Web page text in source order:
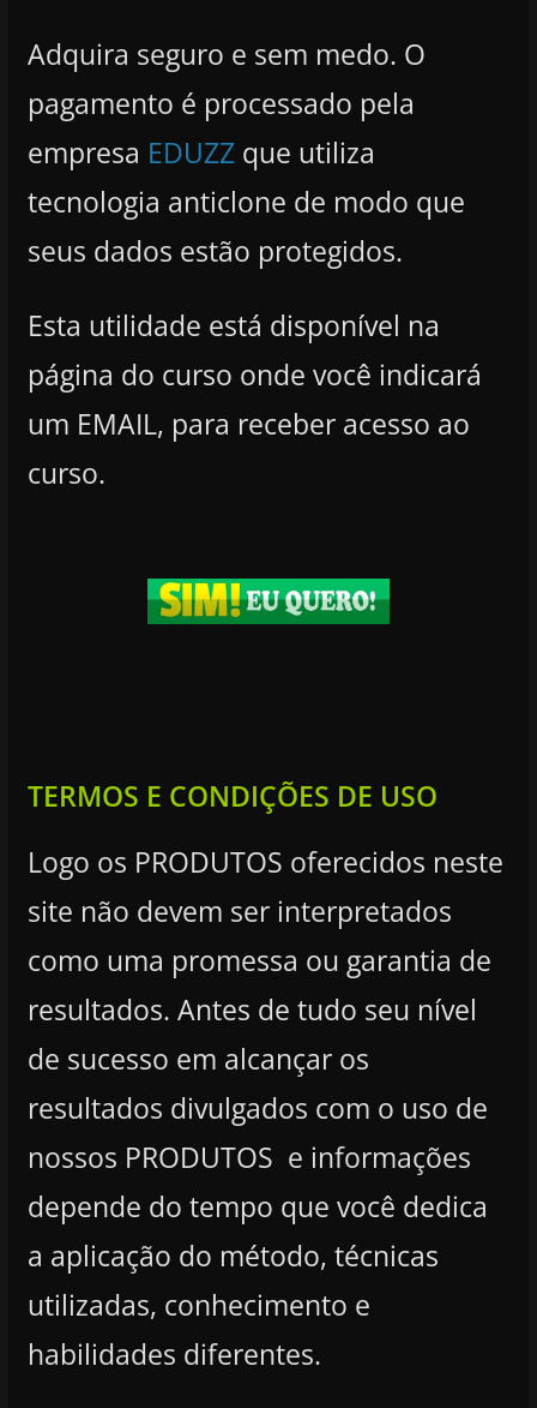
Adquira seguro e sem medo. O
pagamento é processado pela
empresa EDUZZque utiliza
tecnologia anticlone de modo que
seus dados estão protegidos.
Esta utilidade está disponível na
página do curso onde você indicará
um EMAIL, para receber acesso ao
curso.
TERMOS E CONDIÇÕES DE USO
Logo os PRODUTOS oferecidos neste
site não devem ser interpretados
como uma promessa ou garantia de
resultados. Antes de tudo seu nível
de sucesso em alcançar os
resultados divulgados com o uso de
nossos PRODUTOS e informações
depende do tempo que você dedica
a aplicação do método, técnicas
utilizadas, conhecimento e
habilidades diferentes.